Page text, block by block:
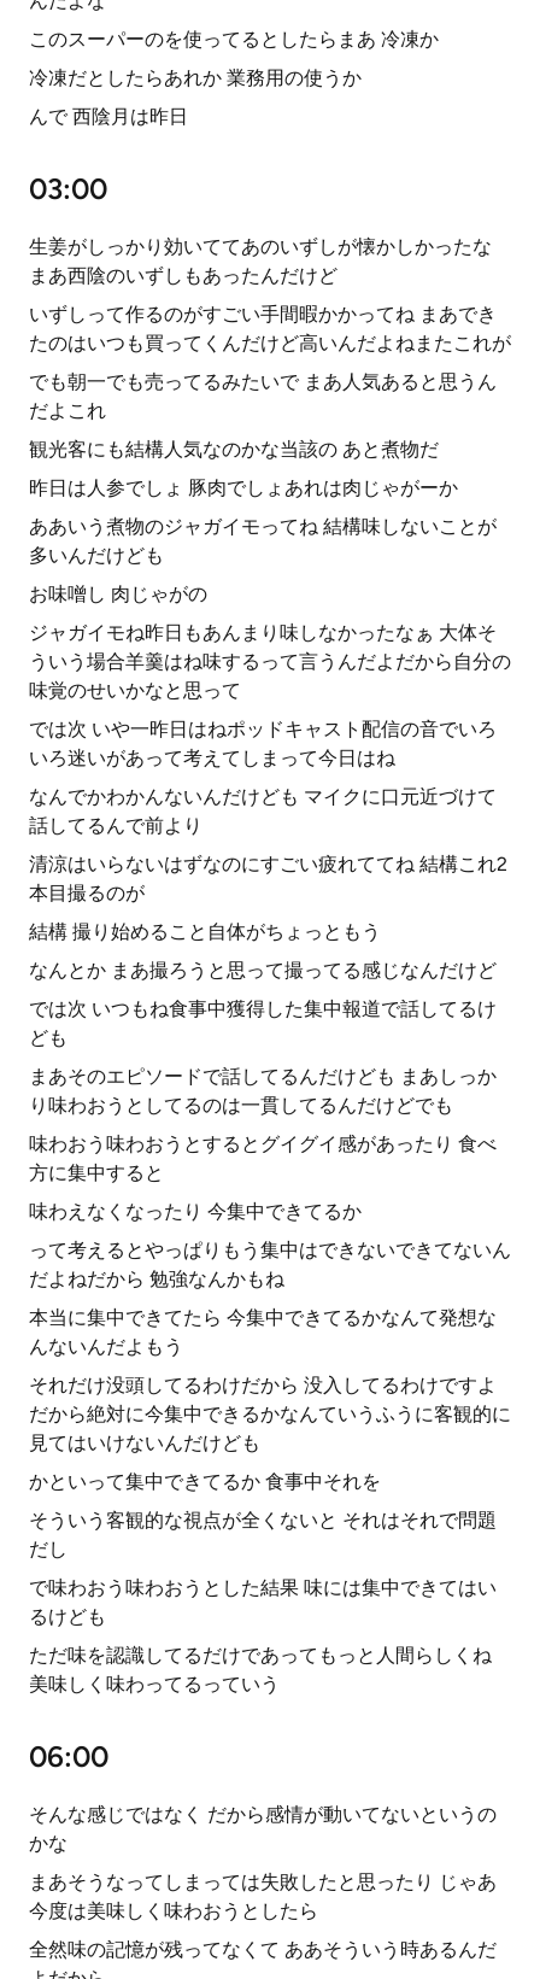
このスーパーのを使ってるとしたらまあ 冷凍か
冷凍だとしたらあれか 業務用の使うか
んで 西陰月は昨日
03:00
生姜がしっかり効いててあのいずしが懐かしかったな
まあ西陰のいずしもあったんだけど
いずしって作るのがすごい手間暇かかってね まあでき
たのはいつも買ってくんだけど高いんだよねまたこれが
でも朝一でも売ってるみたいで まあ人気あると思うん
だよこれ
観光客にも結構人気なのかな当該の あと煮物だ
昨日は人参でしょ 豚肉でしょあれは肉じゃがーか
ああいう煮物のジャガイモってね 結構味しないことが
多いんだけども
お味噌し 肉じゃがの
ジャガイモね昨日もあんまり味しなかったなぁ 大体そ
ういう場合羊羹はね味するって言うんだよだから自分の
味覚のせいかなと思って
では次 いや一昨日はねポッドキャスト配信の音でいろ
いろ迷いがあって考えてしまって今日はね
なんでかわかんないんだけども マイクに口元近づけて
話してるんで前より
清涼はいらないはずなのにすごい疲れててね 結構これ2
本目撮るのが
結構 撮り始めること自体がちょっともう
なんとか まあ撮ろうと思って撮ってる感じなんだけど
では次 いつもね食事中獲得した集中報道で話してるけ
ども
まあそのエピソードで話してるんだけども まあしっか
り味わおうとしてるのは一貫してるんだけどでも
味わおう味わおうとするとグイグイ感があったり 食べ
方に集中すると
味わえなくなったり 今集中できてるか
って考えるとやっぱりもう集中はできないできてないん
だよねだから 勉強なんかもね
本当に集中できてたら 今集中できてるかなんて発想な
んないんだよもう
それだけ没頭してるわけだから 没入してるわけですよ
だから絶対に今集中できるかなんていうふうに客観的に
見てはいけないんだけども
かといって集中できてるか 食事中それを
そういう客観的な視点が全くないと それはそれで問題
だし
で味わおう味わおうとした結果 味には集中できてはい
るけども
ただ味を認識してるだけであってもっと人間らしくね
美味しく味わってるっていう
06:00
そんな感じではなく だから感情が動いてないというの
かな
まあそうなってしまっては失敗したと思ったり じゃあ
今度は美味しく味わおうとしたら
全然味の記憶が残ってなくて ああそういう時あるんだ